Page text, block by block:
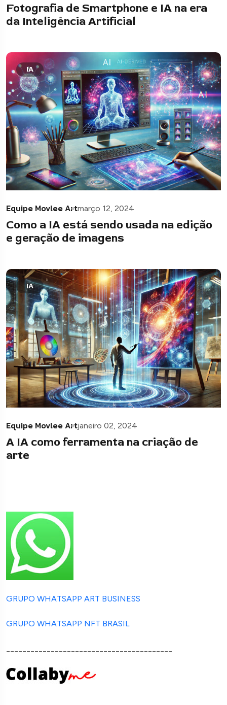
Fotografia de Smartphone e IA na era
da Inteligência Artificial
IA
Equipe Movlee Artmarço 12, 2024
Como a IA está sendo usada na edição
e geração de imagens
IA
Equipe Movlee Artjaneiro 02, 2024
A IA como ferramenta na criação de
arte
GRUPO WHATSAPP ART BUSINESS
GRUPO WHATSAPP NFT BRASIL